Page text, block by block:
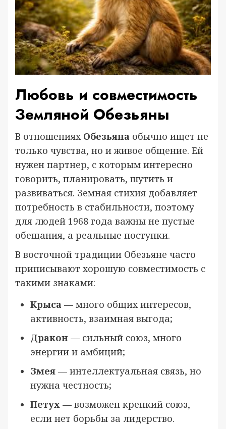
Любовь и совместимость
Земляной Обезьяны
В отношениях Обезьяна обычно ищет не
только чувства, но и живое общение. Ей
нужен партнер, с которым интересно
говорить, планировать, шутить и
развиваться. Земная стихия добавляет
потребность в стабильности, поэтому
для людей 1968 года важны не пустые
обещания, а реальные поступки.
В восточной традиции Обезьяне часто
приписывают хорошую совместимость с
такими знаками:
Крыса — много общих интересов,
активность, взаимная выгода;
Дракон — сильный союз, много
энергии и амбиций;
Змея — интеллектуальная связь, но
нужна честность;
Петух — возможен крепкий союз,
если нет борьбы за лидерство.